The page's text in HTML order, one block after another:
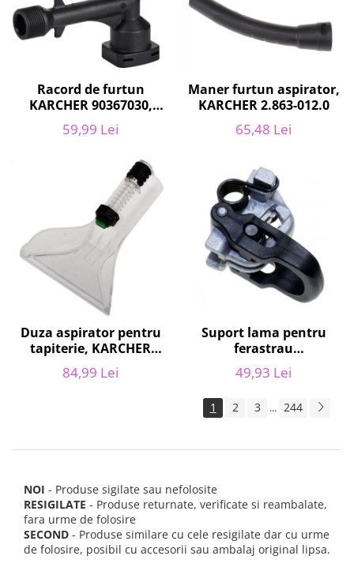
Racord de furtun
KARCHER 90367030,
pentru K2, K3
59,99 Lei
Maner furtun aspirator,
KARCHER 2.863-012.0
65,48 Lei
Duza aspirator pentru
tapiterie, KARCHER
9.012-278.0, SE4001,
SE4002, SE5100 si SE6100
84,99 Lei
Suport lama pentru
ferastrau
BLACK&DECKER 582593-
00
49,93 Lei
1 2 3 ... 244
NOI - Produse sigilate sau nefolosite
RESIGILATE - Produse returnate, verificate si reambalate,
fara urme de folosire
SECOND - Produse similare cu cele resigilate dar cu urme
de folosire, posibil cu accesorii sau ambalaj original lipsa.